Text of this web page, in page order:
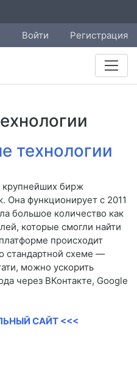
Войти Регистрация
технологии
крупнейших бирж
Она функционирует с 2011
большое количество как
которые смогли найти
происходит
стандартной схеме —
можно ускорить
через ВКонтакте, Google
САЙТ <<<